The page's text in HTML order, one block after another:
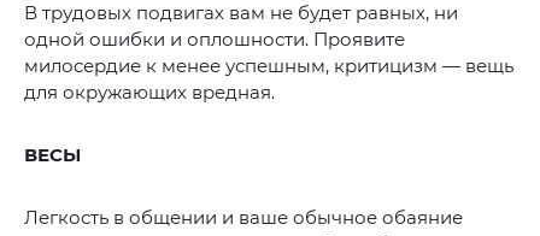
В трудовых подвигах вам не будет равных, ни
одной ошибки и оплошности. Проявите
милосердие к менее успешным, критицизм — вещь
для окружающих вредная.
ВЕСЫ
Легкость в общении и ваше обычное обаяние